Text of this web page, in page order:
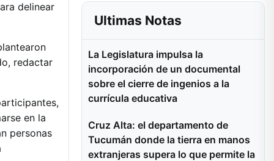
delinear
redactar
en la
personas
Ultimas Notas
La Legislatura impulsa la
incorporación de un documental
sobre el cierre de ingenios a la
currícula educativa
Cruz Alta: el departamento de
Tucumán donde la tierra en manos
extranjeras supera lo que permite la